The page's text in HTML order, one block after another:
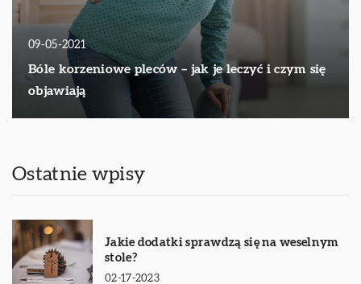
09-05-2021
Bóle korzeniowe pleców – jak je leczyć i czym się
objawiają
Ostatnie wpisy
Jakie dodatki sprawdzą się na weselnym
stole?
02-17-2023